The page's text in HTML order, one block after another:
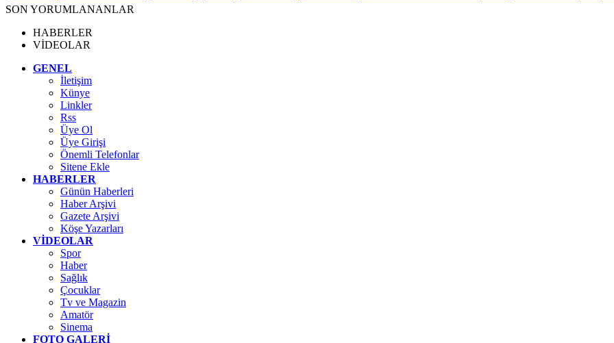
SON YORUMLANANLAR
HABERLER
VİDEOLAR
GENEL
İletişim
Künye
Linkler
Rss
Üye Ol
Üye Girişi
Önemli Telefonlar
Sitene Ekle
HABERLER
Günün Haberleri
Haber Arşivi
Gazete Arşivi
Köşe Yazarları
VİDEOLAR
Spor
Haber
Sağlık
Çocuklar
Tv ve Magazin
Amatör
Sinema
FOTO GALERİ